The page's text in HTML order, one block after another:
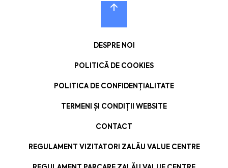
DESPRE NOI
POLITICĂ DE COOKIES
POLITICA DE CONFIDENȚIALITATE
TERMENI ȘI CONDIȚII WEBSITE
CONTACT
REGULAMENT VIZITATORI ZALĂU VALUE CENTRE